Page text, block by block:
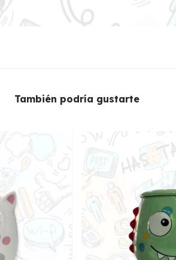
También podría gustarte